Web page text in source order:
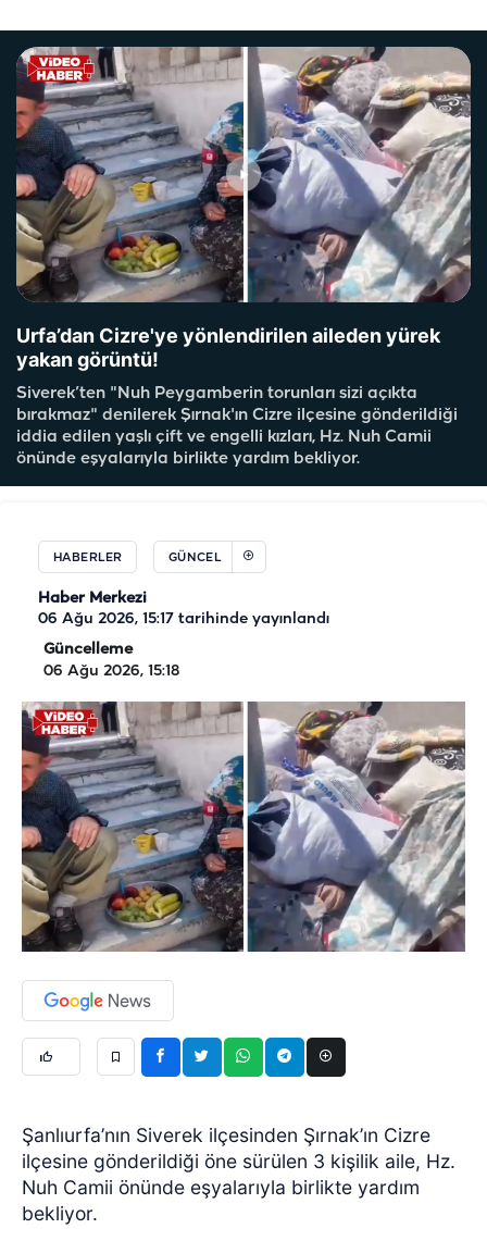
Urfa’dan Cizre'ye yönlendirilen aileden yürek
yakan görüntü!
Siverek’ten "Nuh Peygamberin torunları sizi açıkta
bırakmaz" denilerek Şırnak'ın Cizre ilçesine gönderildiği
iddia edilen yaşlı çift ve engelli kızları, Hz. Nuh Camii
önünde eşyalarıyla birlikte yardım bekliyor.
HABERLER GÜNCEL
Haber Merkezi
06 Ağu 2026, 15:17 tarihinde yayınlandı
Güncelleme
06 Ağu 2026, 15:18
Şanlıurfa’nın Siverek ilçesinden Şırnak’ın Cizre
ilçesine gönderildiği öne sürülen 3 kişilik aile, Hz.
Nuh Camii önünde eşyalarıyla birlikte yardım
bekliyor.